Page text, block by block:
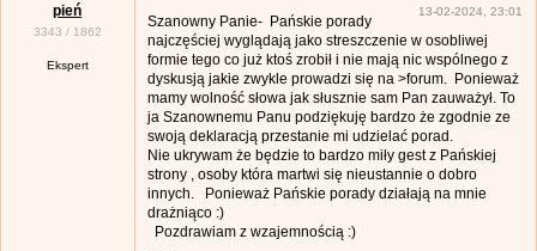
pień
3343 / 1862
Ekspert
13-02-2024, 23:01
Szanowny Panie- Pańskie porady
najczęściej wyglądają jako streszczenie w osobliwej
formie tego co już ktoś zrobił i nie mają nic wspólnego z
dyskusją jakie zwykle prowadzi się na >forum. Ponieważ
mamy wolność słowa jak słusznie sam Pan zauważył. To
ja Szanownemu Panu podziękuję bardzo że zgodnie ze
swoją deklaracją przestanie mi udzielać porad.
Nie ukrywam że będzie to bardzo miły gest z Pańskiej
strony , osoby która martwi się nieustannie o dobro
innych. Ponieważ Pańskie porady działają na mnie
drażniąco :)
Pozdrawiam z wzajemnością :)